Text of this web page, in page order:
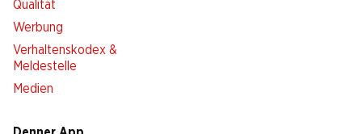
Qualität
Werbung
Verhaltenskodex &
Meldestelle
Medien